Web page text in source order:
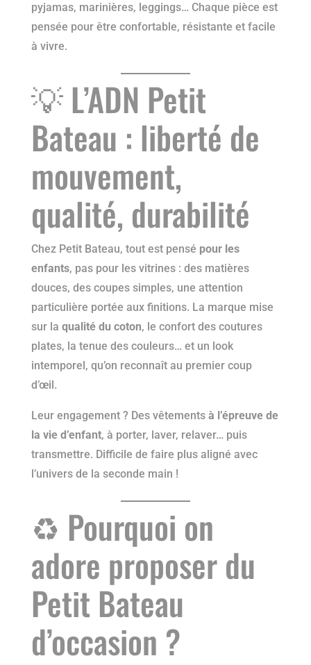
pyjamas, marinières, leggings… Chaque pièce est
pensée pour être confortable, résistante et facile
à vivre.
💡 L’ADN Petit
Bateau : liberté de
mouvement,
qualité, durabilité
Chez Petit Bateau, tout est pensé pour les
enfants, pas pour les vitrines : des matières
douces, des coupes simples, une attention
particulière portée aux finitions. La marque mise
sur la qualité du coton, le confort des coutures
plates, la tenue des couleurs… et un look
intemporel, qu’on reconnaît au premier coup
d’œil.
Leur engagement ? Des vêtements à l’épreuve de
la vie d’enfant, à porter, laver, relaver… puis
transmettre. Difficile de faire plus aligné avec
l’univers de la seconde main !
♻️ Pourquoi on
adore proposer du
Petit Bateau
d’occasion ?